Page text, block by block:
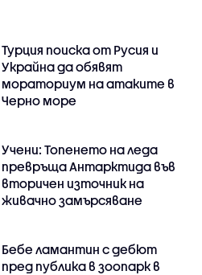
Турция поиска от Русия и
Украйна да обявят
мораториум на атаките в
Черно море
Учени: Топенето на леда
превръща Антарктида във
вторичен източник на
живачно замърсяване
Бебе ламантин с дебют
пред публика в зоопарк в